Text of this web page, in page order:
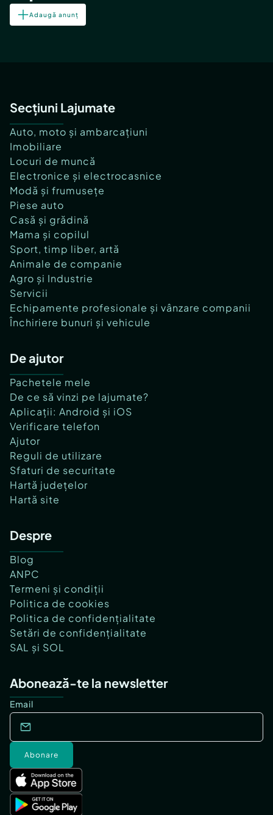
Adaugă anunț
Secțiuni Lajumate
Auto, moto și ambarcațiuni
Imobiliare
Locuri de muncă
Electronice și electrocasnice
Modă și frumusețe
Piese auto
Casă și grădină
Mama și copilul
Sport, timp liber, artă
Animale de companie
Agro și Industrie
Servicii
Echipamente profesionale și vânzare companii
Închiriere bunuri și vehicule
De ajutor
Pachetele mele
De ce să vinzi pe lajumate?
Aplicații: Android și iOS
Verificare telefon
Ajutor
Reguli de utilizare
Sfaturi de securitate
Hartă județelor
Hartă site
Despre
Blog
ANPC
Termeni și condiții
Politica de cookies
Politica de confidențialitate
Setări de confidențialitate
SAL și SOL
Abonează-te la newsletter
Email
Abonare